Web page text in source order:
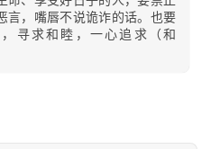
言，嘴唇不说诡诈的话。也要
寻求和睦，一心追求（和